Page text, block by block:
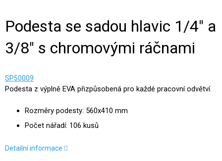
Podesta se sadou hlavic 1/4" a
3/8" s chromovými ráčnami
SP50009
Podesta z výplně EVA přizpůsobená pro každé pracovní odvětví.
Rozměry podesty: 560x410 mm
Počet nářadí: 106 kusů
Detailní informace